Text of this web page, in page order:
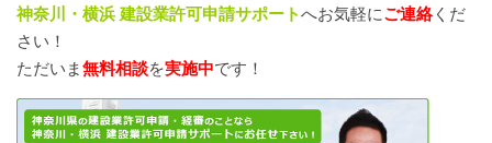
神奈川・横浜 建設業許可申請サポートへお気軽にご連絡くだ
さい！
ただいま無料相談を実施中です！